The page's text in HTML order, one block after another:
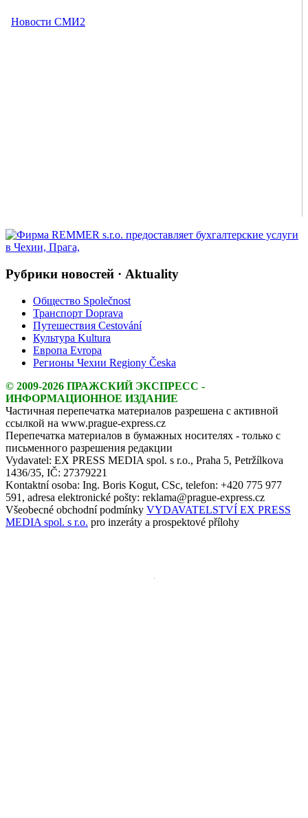
Рубрики новостей · Aktuality
Общество Společnost
Транспорт Doprava
Путешествия Cestování
Культура Kultura
Европа Evropa
Регионы Чехии Regiony Česka
© 2009-2026 ПРАЖСКИЙ ЭКСПРЕСС -
ИНФОРМАЦИОННОЕ ИЗДАНИЕ
Частичная перепечатка материалов разрешена с активной
ссылкой на www.prague-express.cz
Перепечатка материалов в бумажных носителях - только с
письменного разрешения редакции
Vydavatel: EX PRESS MEDIA spol. s r.o., Praha 5, Petržílkova
1436/35, IČ: 27379221
Kontaktní osoba: Ing. Boris Kogut, CSc, telefon: +420 775 977
591, adresa elektronické pošty: reklama@prague-express.cz
Všeobecné obchodní podmínky VYDAVATELSTVÍ EX PRESS
MEDIA spol. s r.o. pro inzeráty a prospektové přílohy